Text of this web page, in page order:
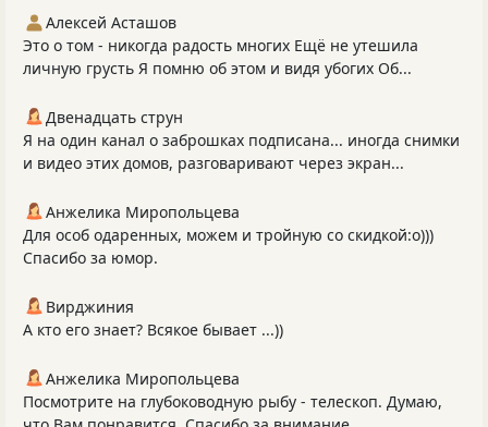
Алексей Асташов
Это о том - никогда радость многих Ещё не утешила
личную грусть Я помню об этом и видя убогих Об...
Двенадцать струн
Я на один канал о заброшках подписана... иногда снимки
и видео этих домов, разговаривают через экран...
Анжелика Миропольцева
Для особ одаренных, можем и тройную со скидкой:о)))
Спасибо за юмор.
Вирджиния
А кто его знает? Всякое бывает ...))
Анжелика Миропольцева
Посмотрите на глубоководную рыбу - телескоп. Думаю,